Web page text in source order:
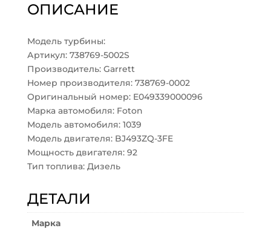
ОПИСАНИЕ
Модель турбины:
Артикул: 738769-5002S
Производитель: Garrett
Номер производителя: 738769-0002
Оригинальный номер: E049339000096
Марка автомобиля: Foton
Модель автомобиля: 1039
Модель двигателя: BJ493ZQ-3FE
Мощность двигателя: 92
Тип топлива: Дизель
ДЕТАЛИ
Марка